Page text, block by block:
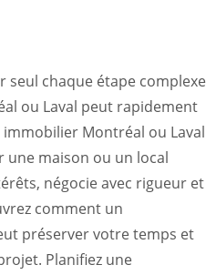
seul chaque étape complexe
ou Laval peut rapidement
Montréal ou Laval
une maison ou un local
négocie avec rigueur et
comment un
préserver votre temps et
Planifiez une